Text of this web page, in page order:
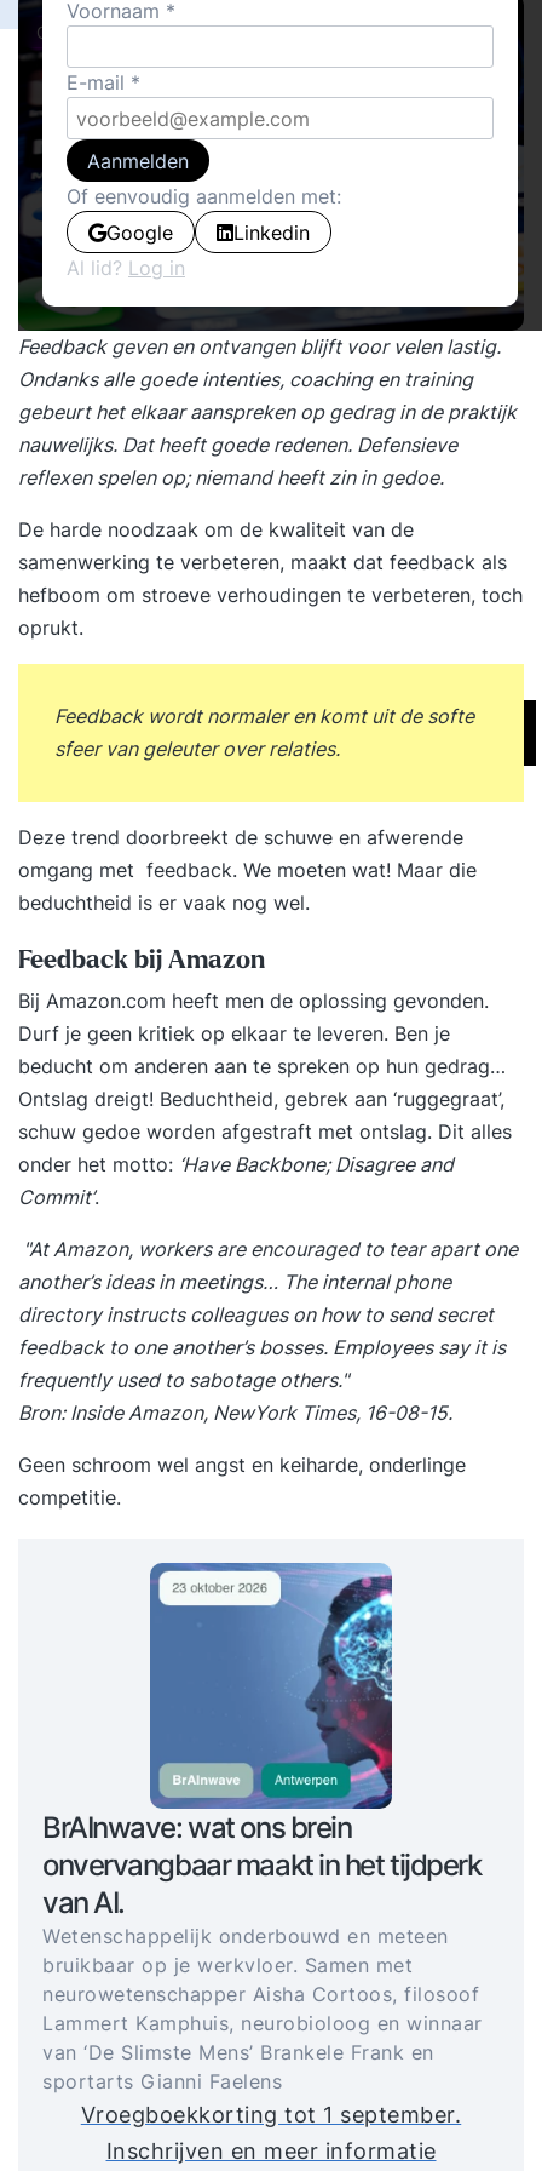
Columns
Feedback geven en ontvangen blijft voor velen lastig.
Ondanks alle goede intenties, coaching en training
gebeurt het elkaar aanspreken op gedrag in de praktijk
nauwelijks. Dat heeft goede redenen. Defensieve
reflexen spelen op; niemand heeft zin in gedoe.
De harde noodzaak om de kwaliteit van de
samenwerking te verbeteren, maakt dat feedback als
hefboom om stroeve verhoudingen te verbeteren, toch
oprukt.
Feedback wordt normaler en komt uit de softe
sfeer van geleuter over relaties.
Deze trend doorbreekt de schuwe en afwerende
omgang met feedback. We moeten wat! Maar die
beduchtheid is er vaak nog wel.
Feedback bij Amazon
Bij Amazon.com heeft men de oplossing gevonden.
Durf je geen kritiek op elkaar te leveren. Ben je
beducht om anderen aan te spreken op hun gedrag…
Ontslag dreigt! Beduchtheid, gebrek aan ‘ruggegraat’,
schuw gedoe worden afgestraft met ontslag. Dit alles
onder het motto: ‘Have Backbone; Disagree and
Commit’.
"At Amazon, workers are encouraged to tear apart one
another’s ideas in meetings… The internal phone
directory instructs colleagues on how to send secret
feedback to one another’s bosses. Employees say it is
frequently used to sabotage others."
Bron: Inside Amazon, NewYork Times, 16-08-15.
Geen schroom wel angst en keiharde, onderlinge
competitie.
BrAInwave: wat ons brein
onvervangbaar maakt in het tijdperk
van AI.
Wetenschappelijk onderbouwd en meteen
bruikbaar op je werkvloer. Samen met
neurowetenschapper Aisha Cortoos, filosoof
Lammert Kamphuis, neurobioloog en winnaar
van ‘De Slimste Mens’ Brankele Frank en
sportarts Gianni Faelens
Vroegboekkorting tot 1 september.
Inschrijven en meer informatie
Voornaam
E-mail
Aanmelden
Of eenvoudig aanmelden met:
Google
Linkedin
Al lid? Log in